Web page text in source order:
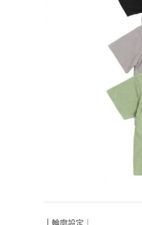
｜輪廓設定｜